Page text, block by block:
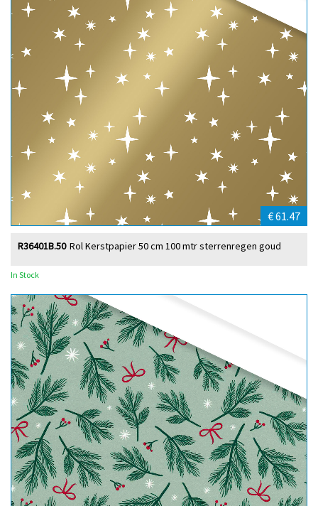
€ 61.47
Rol Kerstpapier 50 cm 100 mtr sterrenregen goud
R36401B.50
In Stock